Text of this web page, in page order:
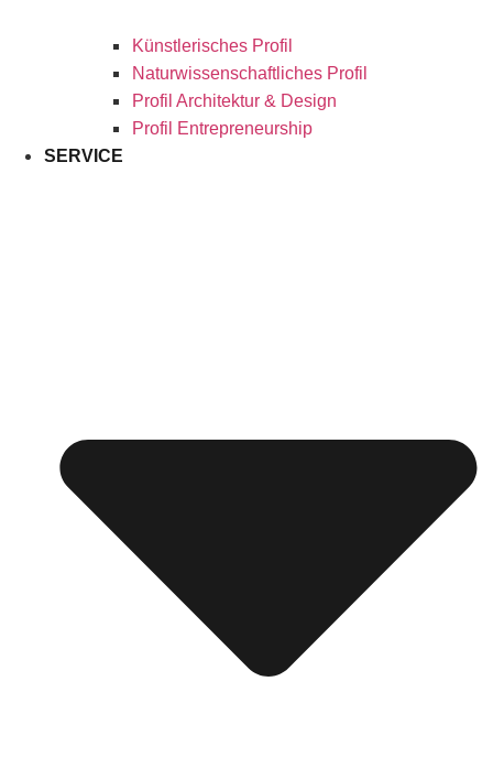
Künstlerisches Profil
Naturwissenschaftliches Profil
Profil Architektur & Design
Profil Entrepreneurship
SERVICE